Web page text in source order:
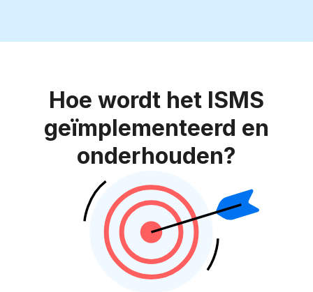
Hoe wordt het ISMS
geïmplementeerd en
onderhouden?